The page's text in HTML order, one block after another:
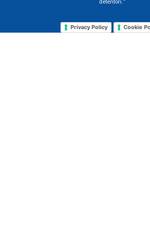
detentori."
Privacy Policy Cookie